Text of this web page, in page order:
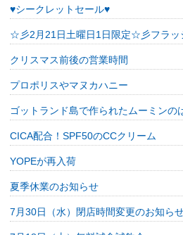
♥シークレットセール♥
☆彡2月21日土曜日1日限定☆彡フラ
クリスマス前後の営業時間
プロポリスやマヌカハニー
ゴットランド島で作られたムーミンの
CICA配合！SPF50のCCクリーム
YOPEが再入荷
夏季休業のお知らせ
7月30日（水）閉店時間変更のお知ら